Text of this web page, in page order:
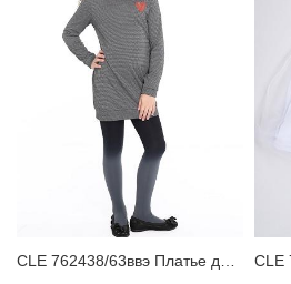
CLE 762438/63ввэ Платье детское